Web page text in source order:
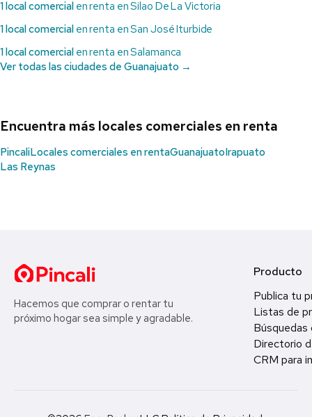
1 local comercialen renta en Silao De La Victoria
1 local comercialen renta en San José Iturbide
1 local comercialen renta en Salamanca
Ver todas las ciudades de Guanajuato →
Encuentra más locales comerciales en renta
PincaliLocales comerciales en rentaGuanajuatoIrapuato
Las Reynas
Hacemos que comprar o rentar tu
próximo hogar sea simple y agradable.
Producto
Publica tu
Listas de
Búsquedas
Directorio
CRM para